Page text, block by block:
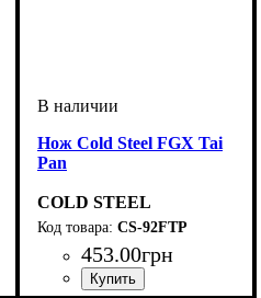
Нож Cold Steel FGX Tai
Pan
COLD STEEL
CS-92FTP
453.00грн